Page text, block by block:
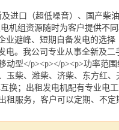
进口（超低噪音）、国产柴
机组资源随时为客户提供不
业避峰、短期自备发电的选择
电。我公司专业从事全新及二
动型</p><p></p><p>功率范
玉柴、潍柴、济柴、东方红、
换；出租发电机配有专业电
租服务，客户可以定期、不定